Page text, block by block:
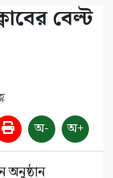
বেল্ট
অ- অ+